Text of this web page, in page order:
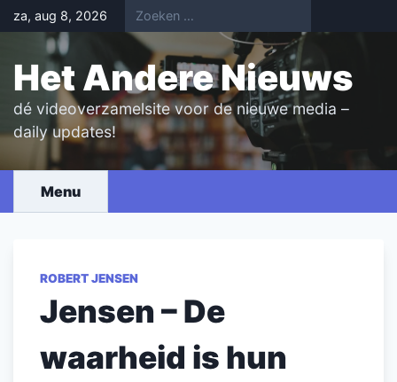
Skip
to
content
za, aug 8, 2026
Het Andere Nieuws
dé videoverzamelsite voor de nieuwe media –
daily updates!
Menu
ROBERT JENSEN
Jensen – De
waarheid is hun